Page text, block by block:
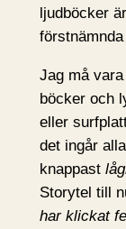
ljudböcker
Jag må
böcker och
eller
det ingår
knappast
Storytel till
har klickat